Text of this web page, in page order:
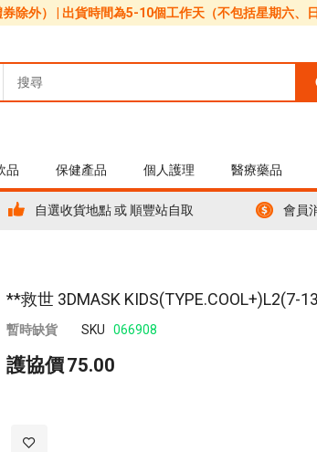
除外） | 出貨時間為5-10個工作天（不包括星期六、
品 保健產品 個人護理 醫療藥品
自選收貨地點 或 順豐站自取 會員
**救世 3DMASK KIDS(TYPE.COOL+)L2(7-
暫時缺貨 SKU 066908
護協價75.00